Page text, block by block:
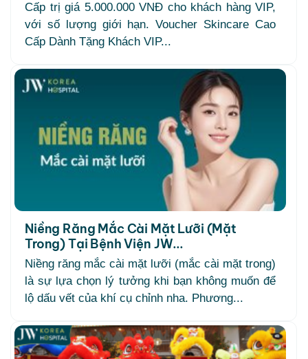
Cấp trị giá 5.000.000 VNĐ cho khách hàng VIP,
với số lượng giới hạn. Voucher Skincare Cao
Cấp Dành Tặng Khách VIP...
Niềng Răng Mắc Cài Mặt Lưỡi (Mặt
Trong) Tại Bệnh Viện JW...
Niềng răng mắc cài mặt lưỡi (mắc cài mặt trong)
là sự lựa chọn lý tưởng khi bạn không muốn để
lộ dấu vết của khí cụ chỉnh nha. Phương...